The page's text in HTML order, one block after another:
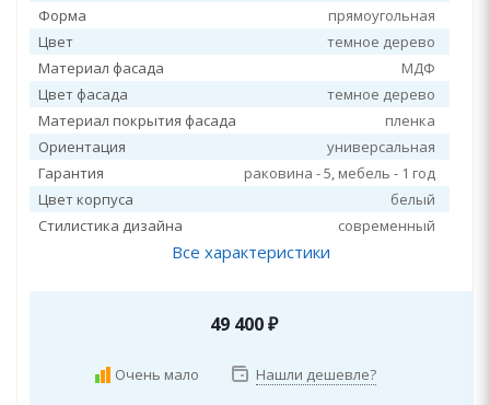
Форма
прямоугольная
Цвет
темное дерево
Материал фасада
МДФ
Цвет фасада
темное дерево
Материал покрытия фасада
пленка
Ориентация
универсальная
Гарантия
раковина - 5, мебель - 1 год
Цвет корпуса
белый
Стилистика дизайна
современный
Все характеристики
49 400₽
Очень мало Нашли дешевле?